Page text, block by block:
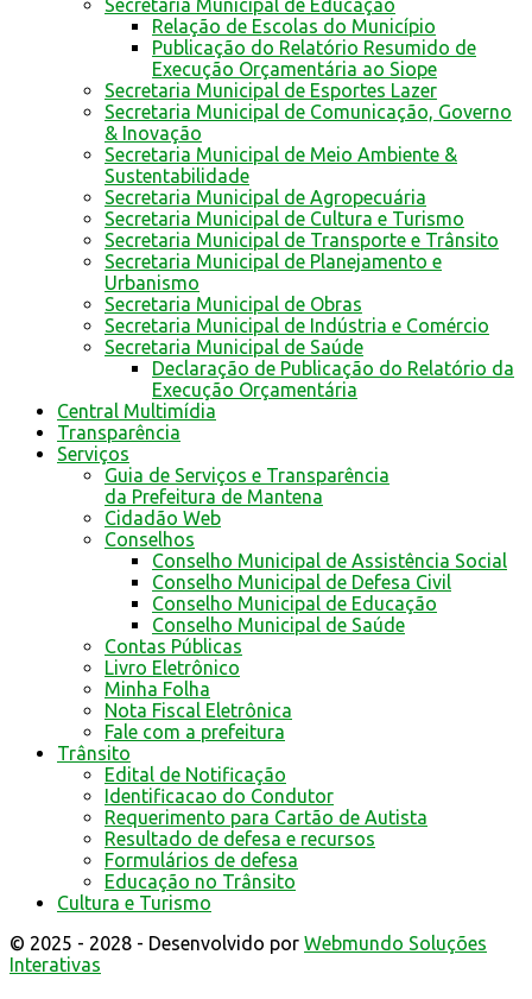
Secretaria Municipal de Educação
Relação de Escolas do Município
Publicação do Relatório Resumido de
Execução Orçamentária ao Siope
Secretaria Municipal de Esportes Lazer
Secretaria Municipal de Comunicação, Governo
& Inovação
Secretaria Municipal de Meio Ambiente &
Sustentabilidade
Secretaria Municipal de Agropecuária
Secretaria Municipal de Cultura e Turismo
Secretaria Municipal de Transporte e Trânsito
Secretaria Municipal de Planejamento e
Urbanismo
Secretaria Municipal de Obras
Secretaria Municipal de Indústria e Comércio
Secretaria Municipal de Saúde
Declaração de Publicação do Relatório da
Execução Orçamentária
Central Multimídia
Transparência
Serviços
Guia de Serviços e Transparência
da Prefeitura de Mantena
Cidadão Web
Conselhos
Conselho Municipal de Assistência Social
Conselho Municipal de Defesa Civil
Conselho Municipal de Educação
Conselho Municipal de Saúde
Contas Públicas
Livro Eletrônico
Minha Folha
Nota Fiscal Eletrônica
Fale com a prefeitura
Trânsito
Edital de Notificação
Identificacao do Condutor
Requerimento para Cartão de Autista
Resultado de defesa e recursos
Formulários de defesa
Educação no Trânsito
Cultura e Turismo
© 2025 - 2028 - Desenvolvido por Webmundo Soluções
Interativas